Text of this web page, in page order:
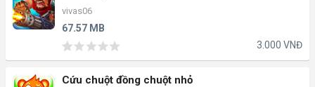
vivas06
67.57 MB
3.000 VNĐ
Cứu chuột đồng chuột nhỏ